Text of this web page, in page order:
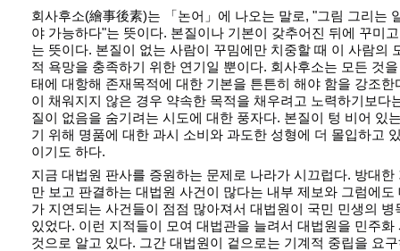
회사후소(繪事後素)는 「논어」에 나오는 말로, "그림 그리는
야 가능하다"는 뜻이다. 본질이나 기본이 갖추어진 뒤에 꾸미
는 뜻이다. 본질이 없는 사람이 꾸밈에만 치중할 때 이 사람의
적 욕망을 충족하기 위한 연기일 뿐이다. 회사후소는 모든 것
태에 대항해 존재목적에 대한 기본을 튼튼히 해야 함을 강조
이 채워지지 않은 경우 약속한 목적을 채우려고 노력하기보다
질이 없음을 숨기려는 시도에 대한 풍자다. 본질이 텅 비어 있
기 위해 명품에 대한 과시 소비와 과도한 성형에 더 몰입하고
이기도 하다.
지금 대법원 판사를 증원하는 문제로 나라가 시끄럽다. 방대
만 보고 판결하는 대법원 사건이 많다는 내부 제보와 그럼에
가 지연되는 사건들이 점점 많아져서 대법원이 국민 민생의
있었다. 이런 지적들이 모여 대법관을 늘려서 대법원을 민주
것으로 알고 있다. 그간 대법원이 겉으로는 기계적 중립을 요